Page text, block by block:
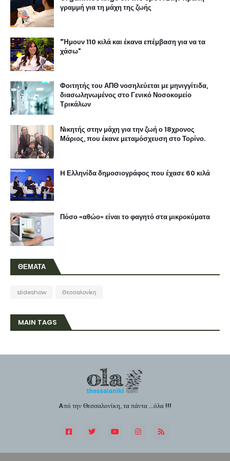
γραμμή για τη μάχη της ζωής
"Ήμουν 110 κιλά και έκανα επέμβαση για να τα
χάσω"
Φοιτητής του ΑΠΘ νοσηλεύεται με μηνιγγίτιδα,
διασωληνωμένος στο Γενικό Νοσοκομείο
Τρικάλων
Νικητής στην μάχη για την ζωή ο 18χρονος
Μάριος, που έκανε μεταμόσχευση στο Τορίνο.
H Ελληνίδα δημοσιογράφος που έχασε 60 κιλά
Πόσο «αθώο» είναι το φαγητό στα μικροκύματα
ΘΕΜΑΤΑ
slideshow Θεσσαλονίκη
MAIN TAGS
Aπό την Θεσσαλονίκη, τα πάντα ...όλα !!!